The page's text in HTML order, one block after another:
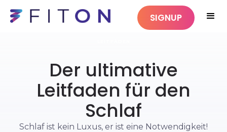
SIGNUP
Der ultimative
Leitfaden für den
Schlaf
Schlaf ist kein Luxus, er ist eine Notwendigkeit!